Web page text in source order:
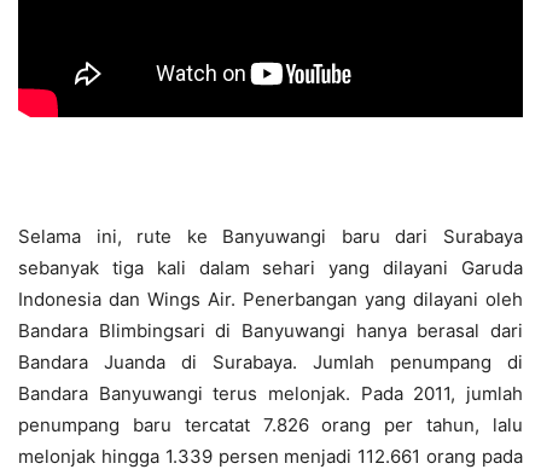
Selama ini, rute ke Banyuwangi baru dari Surabaya
sebanyak tiga kali dalam sehari yang dilayani Garuda
Indonesia dan Wings Air. Penerbangan yang dilayani oleh
Bandara Blimbingsari di Banyuwangi hanya berasal dari
Bandara Juanda di Surabaya. Jumlah penumpang di
Bandara Banyuwangi terus melonjak. Pada 2011, jumlah
penumpang baru tercatat 7.826 orang per tahun, lalu
melonjak hingga 1.339 persen menjadi 112.661 orang pada